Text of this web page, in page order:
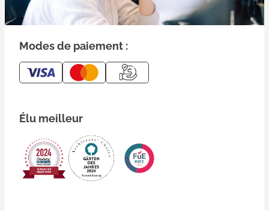
Modes de paiement :
Élu meilleur